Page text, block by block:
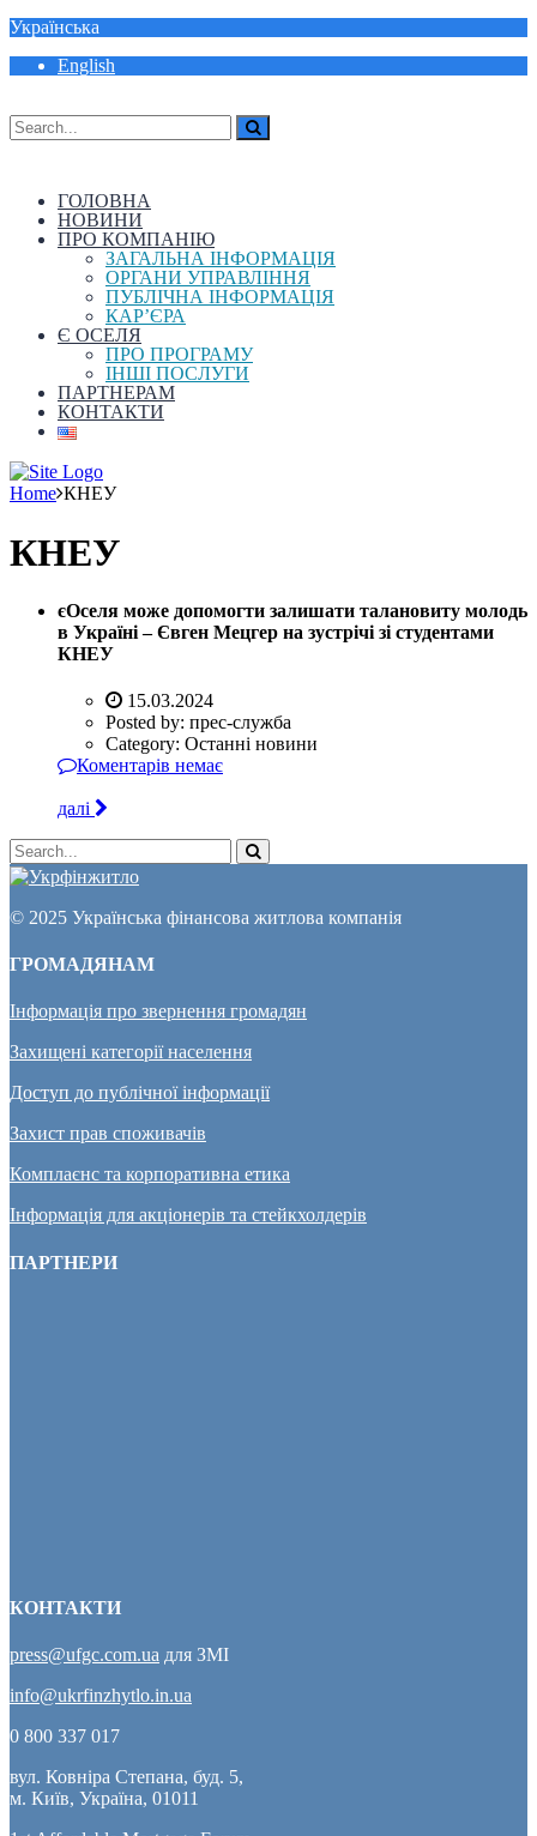
Українська
English
ГОЛОВНА
НОВИНИ
ПРО КОМПАНІЮ
ЗАГАЛЬНА ІНФОРМАЦІЯ
ОРГАНИ УПРАВЛІННЯ
ПУБЛІЧНА ІНФОРМАЦІЯ
КАР’ЄРА
Є ОСЕЛЯ
ПРО ПРОГРАМУ
ІНШІ ПОСЛУГИ
ПАРТНЕРАМ
КОНТАКТИ
Home КНЕУ
КНЕУ
єОселя може допомогти залишати талановиту молодь
в Україні – Євген Мецгер на зустрічі зі студентами
КНЕУ
15.03.2024
Posted by: прес-служба
Category: Останні новини
Коментарів немає
далі
© 2025 Українська фінансова житлова компанія
ГРОМАДЯНАМ
Інформація про звернення громадян
Захищені категорії населення
Доступ до публічної інформації
Захист прав споживачів
Комплаєнс та корпоративна етика
Інформація для акціонерів та стейкхолдерів
ПАРТНЕРИ
КОНТАКТИ
press@ufgc.com.ua для ЗМІ
info@ukrfinzhytlo.in.ua
0 800 337 017
вул. Ковніра Степана, буд. 5,
м. Київ, Україна, 01011